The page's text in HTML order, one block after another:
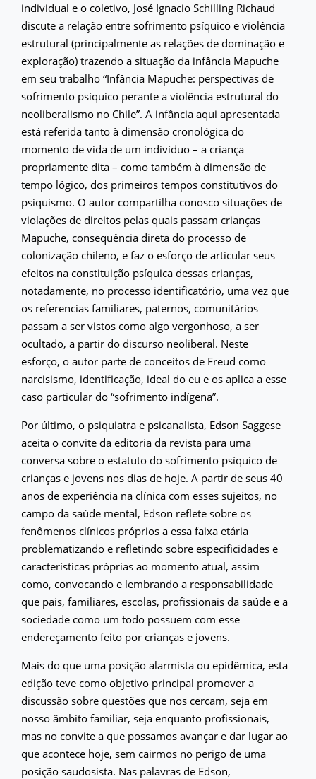
individual e o coletivo, José Ignacio Schilling Richaud
discute a relação entre sofrimento psíquico e violência
estrutural (principalmente as relações de dominação e
exploração) trazendo a situação da infância Mapuche
em seu trabalho “Infância Mapuche: perspectivas de
sofrimento psíquico perante a violência estrutural do
neoliberalismo no Chile”. A infância aqui apresentada
está referida tanto à dimensão cronológica do
momento de vida de um indivíduo – a criança
propriamente dita – como também à dimensão de
tempo lógico, dos primeiros tempos constitutivos do
psiquismo. O autor compartilha conosco situações de
violações de direitos pelas quais passam crianças
Mapuche, consequência direta do processo de
colonização chileno, e faz o esforço de articular seus
efeitos na constituição psíquica dessas crianças,
notadamente, no processo identificatório, uma vez que
os referencias familiares, paternos, comunitários
passam a ser vistos como algo vergonhoso, a ser
ocultado, a partir do discurso neoliberal. Neste
esforço, o autor parte de conceitos de Freud como
narcisismo, identificação, ideal do eu e os aplica a esse
caso particular do “sofrimento indígena”.
Por último, o psiquiatra e psicanalista, Edson Saggese
aceita o convite da editoria da revista para uma
conversa sobre o estatuto do sofrimento psíquico de
crianças e jovens nos dias de hoje. A partir de seus 40
anos de experiência na clínica com esses sujeitos, no
campo da saúde mental, Edson reflete sobre os
fenômenos clínicos próprios a essa faixa etária
problematizando e refletindo sobre especificidades e
características próprias ao momento atual, assim
como, convocando e lembrando a responsabilidade
que pais, familiares, escolas, profissionais da saúde e a
sociedade como um todo possuem com esse
endereçamento feito por crianças e jovens.
Mais do que uma posição alarmista ou epidêmica, esta
edição teve como objetivo principal promover a
discussão sobre questões que nos cercam, seja em
nosso âmbito familiar, seja enquanto profissionais,
mas no convite a que possamos avançar e dar lugar ao
que acontece hoje, sem cairmos no perigo de uma
posição saudosista. Nas palavras de Edson,